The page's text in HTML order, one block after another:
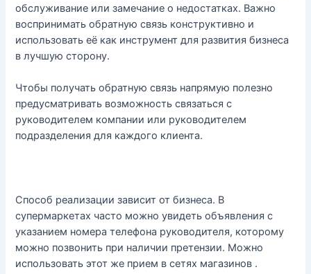
обслуживание или замечание о недостатках. Важно
воспринимать обратную связь конструктивно и
использовать её как инструмент для развития бизнеса
в лучшую сторону.
Чтобы получать обратную связь напрямую полезно
предусматривать возможность связаться с
руководителем компании или руководителем
подразделения для каждого клиента.
Способ реализации зависит от бизнеса. В
супермаркетах часто можно увидеть объявления с
указанием номера телефона руководителя, которому
можно позвонить при наличии претензии. Можно
использовать этот же прием в сетях магазинов .